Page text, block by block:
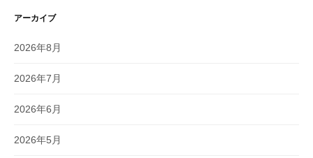
アーカイブ
2026年8月
2026年7月
2026年6月
2026年5月